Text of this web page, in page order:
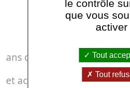
ans de données
et accessibles via des
40
le contrôle
que vous
activer
Tout
Tout